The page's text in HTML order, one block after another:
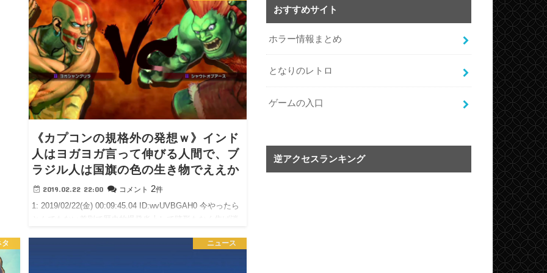
《カプコンの規格外の発想ｗ》インド
人はヨガヨガ言って伸びる人間で、ブ
ラジル人は国旗の色の生き物でええか
2019.02.22 22:00 コメント 2件
1: 2019/02/22(金) 00:09:45.04 ID:wvUVBGAH0 今やったら
タ ニュース
おすすめサイト
ホラー情報まとめ
となりのレトロ
ゲームの入口
逆アクセスランキング